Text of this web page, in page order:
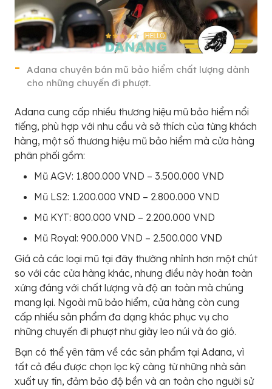
Adana chuyên bán mũ bảo hiểm chất lượng dành
cho những chuyến đi phượt.
Adana cung cấp nhiều thương hiệu mũ bảo hiểm nổi
tiếng, phù hợp với nhu cầu và sở thích của từng khách
hàng, một số thương hiệu mũ bảo hiểm mà cửa hàng
phân phối gồm:
Mũ AGV: 1.800.000 VND – 3.500.000 VND
Mũ LS2: 1.200.000 VND – 2.800.000 VND
Mũ KYT: 800.000 VND – 2.200.000 VND
Mũ Royal: 900.000 VND – 2.500.000 VND
Giá cả các loại mũ tại đây thường nhỉnh hơn một chút
so với các cửa hàng khác, nhưng điều này hoàn toàn
xứng đáng với chất lượng và độ an toàn mà chúng
mang lại. Ngoài mũ bảo hiểm, cửa hàng còn cung
cấp nhiều sản phẩm đa dạng khác phục vụ cho
những chuyến đi phượt như giày leo núi và áo gió.
Bạn có thể yên tâm về các sản phẩm tại Adana, vì
tất cả đều được chọn lọc kỹ càng từ những nhà sản
xuất uy tín, đảm bảo độ bền và an toàn cho người sử